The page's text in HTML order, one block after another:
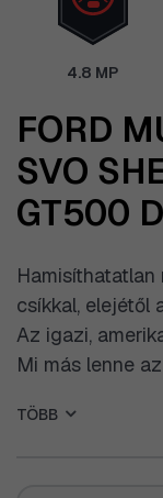
4.8 MP
FORD
SVO
GT500
csíkkal, elejétől
Az igazi,
Mi más lenne
motorját, így
TÖBB